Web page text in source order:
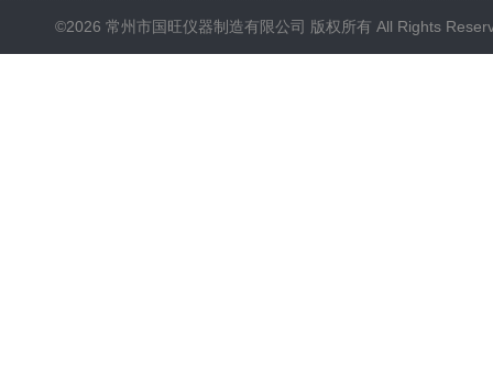
©2026 常州市国旺仪器制造有限公司 版权所有 All Rights